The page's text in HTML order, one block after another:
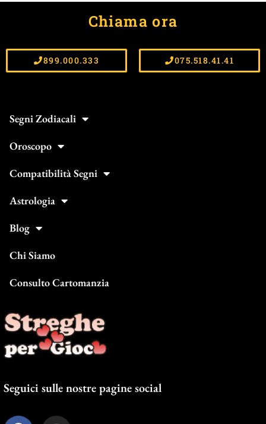
Chiama ora
899.000.333 075.518.41.41
Segni Zodiacali
Oroscopo
Compatibilità Segni
Astrologia
Blog
Chi Siamo
Consulto Cartomanzia
Seguici sulle nostre pagine social